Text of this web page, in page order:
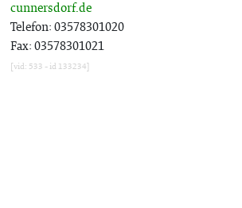
cunnersdorf.de
Telefon: 03578301020
Fax: 03578301021
[vid: 533 - id 133234]